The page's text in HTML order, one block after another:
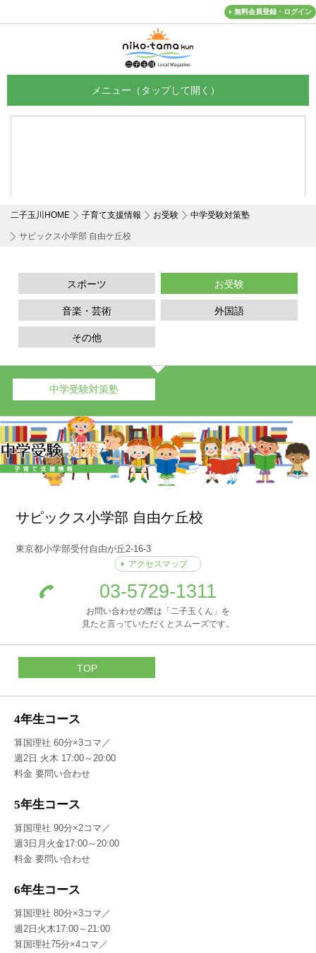
無料会員登録・ログイン
二子玉川HOME 子育て支援情報 お受験 中学受験対策塾
サピックス小学部 自由ケ丘校
スポーツ お受験
音楽・芸術 外国語
その他
中学受験対策塾
サピックス小学部 自由ケ丘校
東京都小学部受付自由が丘2-16-3
アクセスマップ
03-5729-1311
お問い合わせの際は「二子玉くん」を
見たと言っていただくとスムーズです。
TOP
4年生コース
算国理社 60分×3コマ／
週2日 火木 17:00～20:00
料金 要問い合わせ
5年生コース
算国理社 90分×2コマ／
週3日月火金17:00～20:00
料金 要問い合わせ
6年生コース
算国理社 80分×3コマ／
週2日火木17:00～21:00
算国理社75分×4コマ／
メニュー